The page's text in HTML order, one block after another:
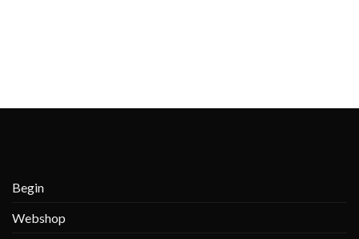
Begin
Webshop